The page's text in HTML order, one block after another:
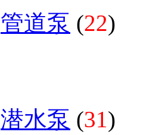
管道泵 (22)
潜水泵 (31)